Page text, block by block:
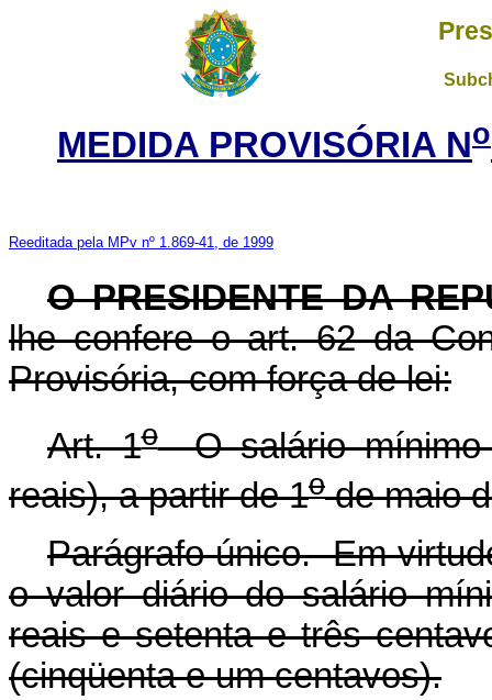
MEDIDA PROVISÓRIA No
Reeditada pela MPv nº 1.869-41, de 1999
O PRESIDENTE DA
lhe confere o art. 62 da
Provisória, com força de lei:
Art. 1oO salário mínimo
reais), a partir de 1ode maio
Parágrafo único. Em
o valor diário do salário
reais e setenta e três
(cinqüenta e um centavos).